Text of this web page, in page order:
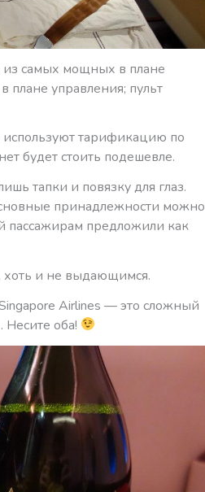
из самых мощных в плане
плане управления; пульт
тарификацию по
будет стоить подешевле.
тапки и повязку для глаз.
принадлежности можно
пассажирам предложили как
хоть и не выдающимся.
Airlines — это сложный
оба!